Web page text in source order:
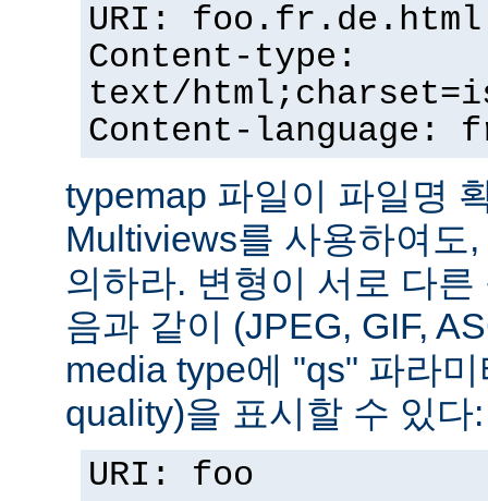
URI: foo.fr.de.html
Content-type:
text/
Content-language:
typemap 파일이 파일명
Multiviews를 사용하여도
의하라. 변형이 서로 다
음과 같이 (JPEG, GIF,
media type에 "qs" 파라
quality)을 표시할 수 있다:
URI: foo